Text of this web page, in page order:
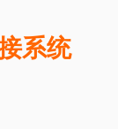
系统